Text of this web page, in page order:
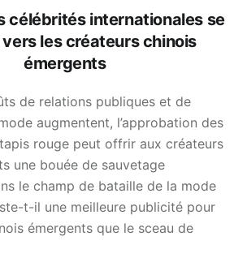
célébrités internationales se
les créateurs chinois
émergents
de relations publiques et de
augmentent, l’approbation des
rouge peut offrir aux créateurs
une bouée de sauvetage
le champ de bataille de la mode
t-il une meilleure publicité pour
émergents que le sceau de